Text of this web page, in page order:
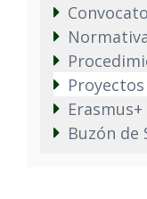
Erasmus+
Buzón de